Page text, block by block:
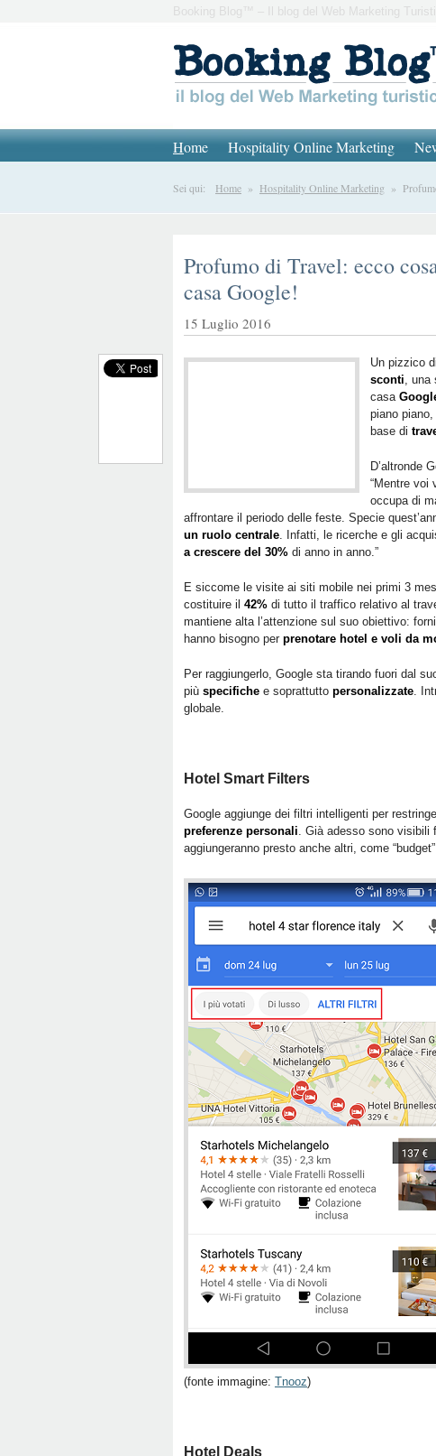
Booking Blog™ – Il blog del Web Marketing
Home Hospitality Online Marketing
Sei qui: Home » Hospitality Online Marketing »
Profumo di Travel: ecco
casa Google!
15 Luglio 2016
Un pizzico di
sconti, una
casa
piano
base di
D’altronde
“Mentre voi
occupa di
affrontare il periodo delle feste. Specie
un ruolo centrale. Infatti, le ricerche e gli
a crescere del 30% di anno in anno.”
E siccome le visite ai siti mobile nei primi 3
costituire il 42% di tutto il traffico relativo al
mantiene alta l’attenzione sul suo obiettivo:
hanno bisogno per prenotare hotel e voli da
Per raggiungerlo, Google sta tirando fuori dal
più specifiche e soprattutto personalizzate.
globale.
Hotel Smart Filters
Google aggiunge dei filtri intelligenti per
preferenze personali. Già adesso sono visibili
aggiungeranno presto anche altri, come “budget”
(fonte immagine: Tnooz)
Hotel Deals